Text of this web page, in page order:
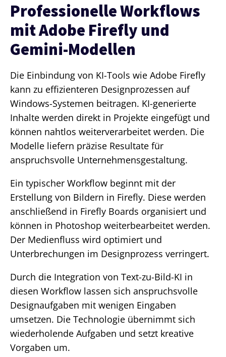
Professionelle Workflows
mit Adobe Firefly und
Gemini-Modellen
Die Einbindung von KI-Tools wie Adobe Firefly
kann zu effizienteren Designprozessen auf
Windows-Systemen beitragen. KI-generierte
Inhalte werden direkt in Projekte eingefügt und
können nahtlos weiterverarbeitet werden. Die
Modelle liefern präzise Resultate für
anspruchsvolle Unternehmensgestaltung.
Ein typischer Workflow beginnt mit der
Erstellung von Bildern in Firefly. Diese werden
anschließend in Firefly Boards organisiert und
können in Photoshop weiterbearbeitet werden.
Der Medienfluss wird optimiert und
Unterbrechungen im Designprozess verringert.
Durch die Integration von Text-zu-Bild-KI in
diesen Workflow lassen sich anspruchsvolle
Designaufgaben mit wenigen Eingaben
umsetzen. Die Technologie übernimmt sich
wiederholende Aufgaben und setzt kreative
Vorgaben um.